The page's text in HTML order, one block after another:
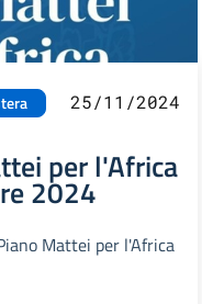
25/11/2024
per l'Africa
2024
Mattei per l'Africa